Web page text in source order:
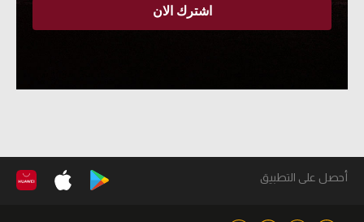
أحصل على التطبيق